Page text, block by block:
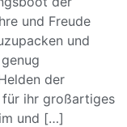
und Freude
und
der
für ihr großartiges
und […]